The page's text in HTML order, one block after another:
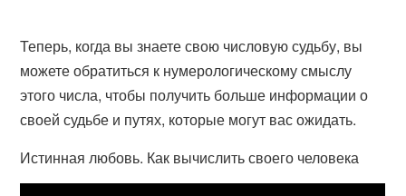
Теперь, когда вы знаете свою числовую судьбу, вы
можете обратиться к нумерологическому смыслу
этого числа, чтобы получить больше информации о
своей судьбе и путях, которые могут вас ожидать.
Истинная любовь. Как вычислить своего человека